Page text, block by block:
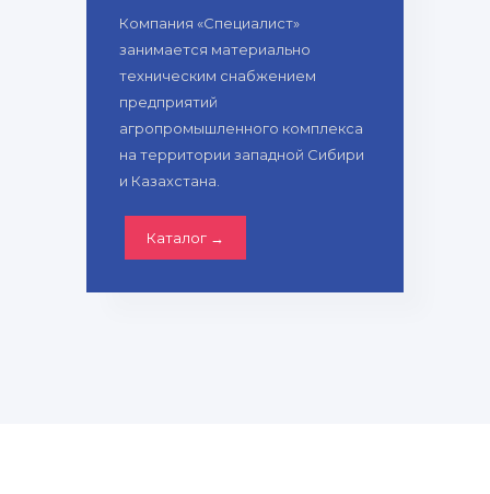
Компания «Специалист»
занимается материально
техническим снабжением
предприятий
агропромышленного комплекса
на территории западной Сибири
и Казахстана.
Каталог →